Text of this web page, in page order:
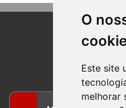
O
Este site
melhorar
BOM
RIO